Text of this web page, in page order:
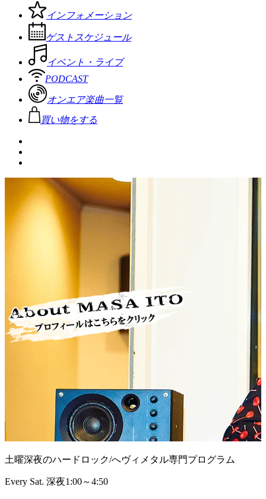
インフォメーション
ゲストスケジュール
イベント・ライブ
PODCAST
オンエア楽曲一覧
買い物をする
土曜深夜のハードロック/へヴィメタル専門プログラム
Every Sat. 深夜1:00～4:50